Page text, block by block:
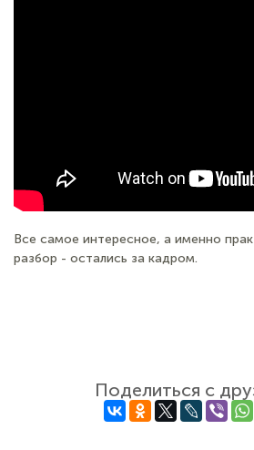
Все самое интересное, а именно
разбор - остались за кадром.
Поделиться с